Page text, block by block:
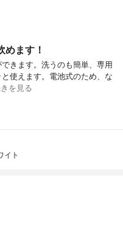
ます！
きます。洗うのも簡単、専用
使えます。電池式のため、な
を見る
イト